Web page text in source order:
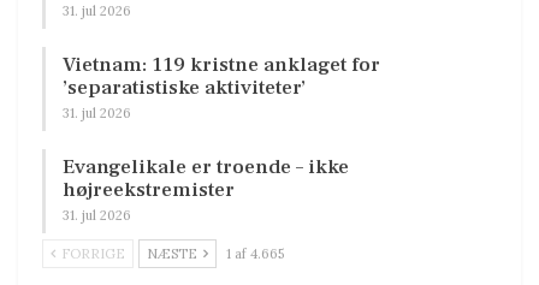
31. jul 2026
Vietnam: 119 kristne anklaget for
’separatistiske aktiviteter’
31. jul 2026
Evangelikale er troende – ikke
højreekstremister
31. jul 2026
FORRIGE NÆSTE 1 af 4.665